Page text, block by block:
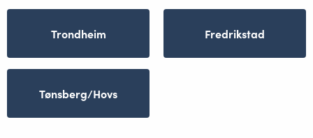
Trondheim Fredrikstad
Tønsberg/Hovs